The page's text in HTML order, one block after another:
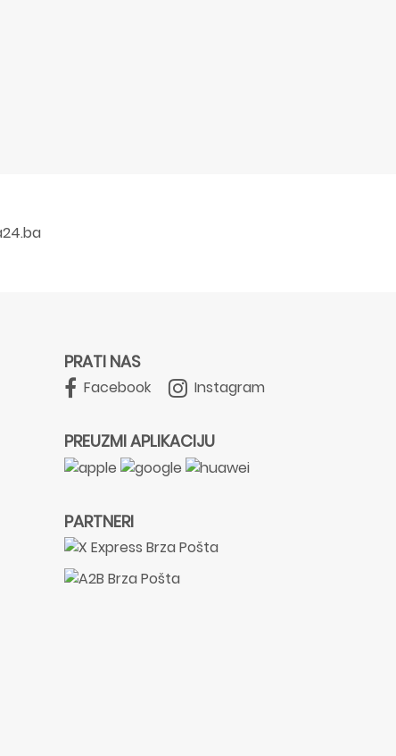
PRATI NAS
Facebook Instagram
PREUZMI APLIKACIJU
PARTNERI